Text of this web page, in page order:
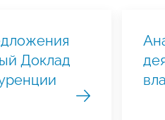
Доклад